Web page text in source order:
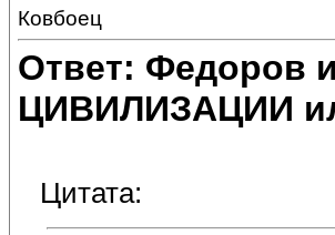
Ковбоец
Ответ: Федоров
ЦИВИЛИЗАЦИИ
Цитата: